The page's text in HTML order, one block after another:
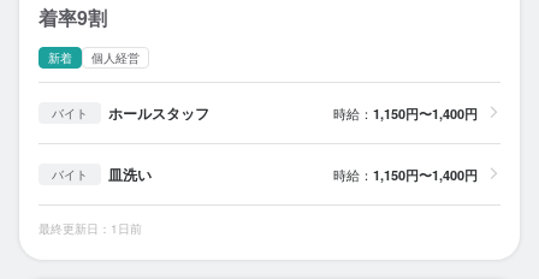
着率9割
新着 個人経営
バイト ホールスタッフ 時給： 1,150円〜1,400円
バイト 皿洗い 時給： 1,150円〜1,400円
最終更新日：1日前